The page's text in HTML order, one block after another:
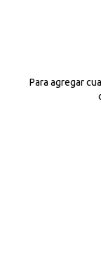
Para agregar